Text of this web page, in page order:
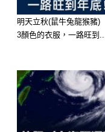
很多人以為巨
舊，所以一定
記傷害的人
明天立秋(鼠牛兔龍猴豬
3顏色的衣服，一路旺到...